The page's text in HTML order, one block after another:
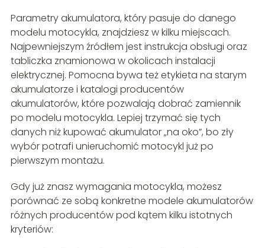
Parametry akumulatora, który pasuje do danego
modelu motocykla, znajdziesz w kilku miejscach.
Najpewniejszym źródłem jest instrukcja obsługi oraz
tabliczka znamionowa w okolicach instalacji
elektrycznej. Pomocna bywa też etykieta na starym
akumulatorze i katalogi producentów
akumulatorów, które pozwalają dobrać zamiennik
po modelu motocykla. Lepiej trzymać się tych
danych niż kupować akumulator „na oko”, bo zły
wybór potrafi unieruchomić motocykl już po
pierwszym montażu.
Gdy już znasz wymagania motocykla, możesz
porównać ze sobą konkretne modele akumulatorów
różnych producentów pod kątem kilku istotnych
kryteriów: